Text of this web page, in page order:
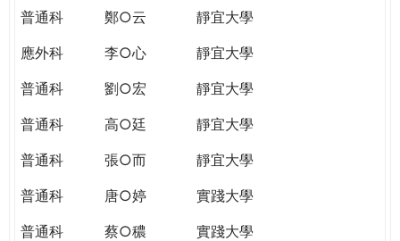
普通科
鄭○云
靜宜大學
應外科
李○心
靜宜大學
普通科
劉○宏
靜宜大學
普通科
高○廷
靜宜大學
普通科
張○而
靜宜大學
普通科
唐○婷
實踐大學
普通科
蔡○穠
實踐大學